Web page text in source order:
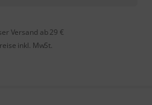
Versand ab 29 €
inkl. MwSt.